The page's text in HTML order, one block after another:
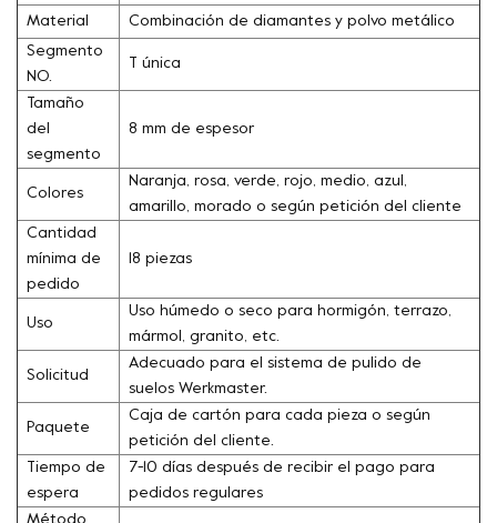
Material Combinación de diamantes y polvo metálico
Segmento
NO.
T única
Tamaño
del
segmento
8 mm de espesor
Colores
Naranja, rosa, verde, rojo, medio, azul,
amarillo, morado o según petición del cliente
Cantidad
mínima de
pedido
18 piezas
Uso
Uso húmedo o seco para hormigón, terrazo,
mármol, granito, etc.
Solicitud
Adecuado para el sistema de pulido de
suelos Werkmaster.
Paquete
Caja de cartón para cada pieza o según
petición del cliente.
Tiempo de
espera
7-10 días después de recibir el pago para
pedidos regulares
Método